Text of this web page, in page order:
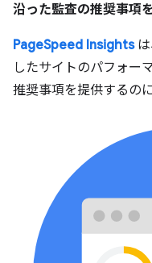
沿った監査の推奨事項
PageSpeed Insightsは
したサイトのパフォー
推奨事項を提供するの